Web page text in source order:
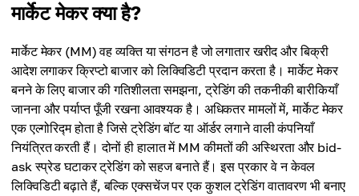
मार्केट मेकर क्या है?
मार्केट मेकर (MM) वह व्यक्ति या संगठन है जो लगातार खरीद और बिक्री
आदेश लगाकर क्रिप्टो बाजार को लिक्विडिटी प्रदान करता है। मार्केट मेकर
बनने के लिए बाजार की गतिशीलता समझना, ट्रेडिंग की तकनीकी बारीकियाँ
जानना और पर्याप्त पूँजी रखना आवश्यक है। अधिकतर मामलों में, मार्केट मेकर
एक एल्गोरिद्म होता है जिसे ट्रेडिंग बॉट या ऑर्डर लगाने वाली कंपनियाँ
नियंत्रित करती हैं। दोनों ही हालात में MM कीमतों की अस्थिरता और bid-
ask स्प्रेड घटाकर ट्रेडिंग को सहज बनाते हैं। इस प्रकार वे न केवल
लिक्विडिटी बढ़ाते हैं, बल्कि एक्सचेंज पर एक कुशल ट्रेडिंग वातावरण भी बनाए